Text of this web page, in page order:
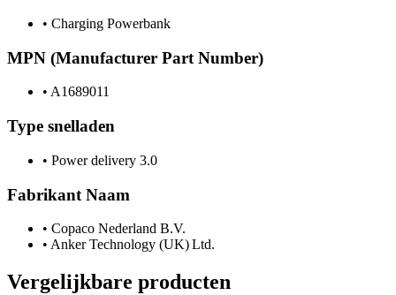
• Charging Powerbank
MPN (Manufacturer Part Number)
• A1689011
Type snelladen
• Power delivery 3.0
Fabrikant Naam
• Copaco Nederland B.V.
• Anker Technology (UK) Ltd.
Vergelijkbare producten